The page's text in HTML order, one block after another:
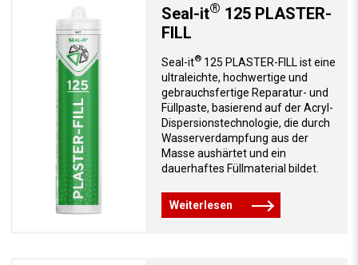
Seal-it® 125 PLASTER-
FILL
Seal-it®125 PLASTER-FILL ist eine
ultraleichte, hochwertige und
gebrauchsfertige Reparatur- und
Füllpaste, basierend auf der Acryl-
Dispersionstechnologie, die durch
Wasserverdampfung aus der
Masse aushärtet und ein
dauerhaftes Füllmaterial bildet.
Weiterlesen